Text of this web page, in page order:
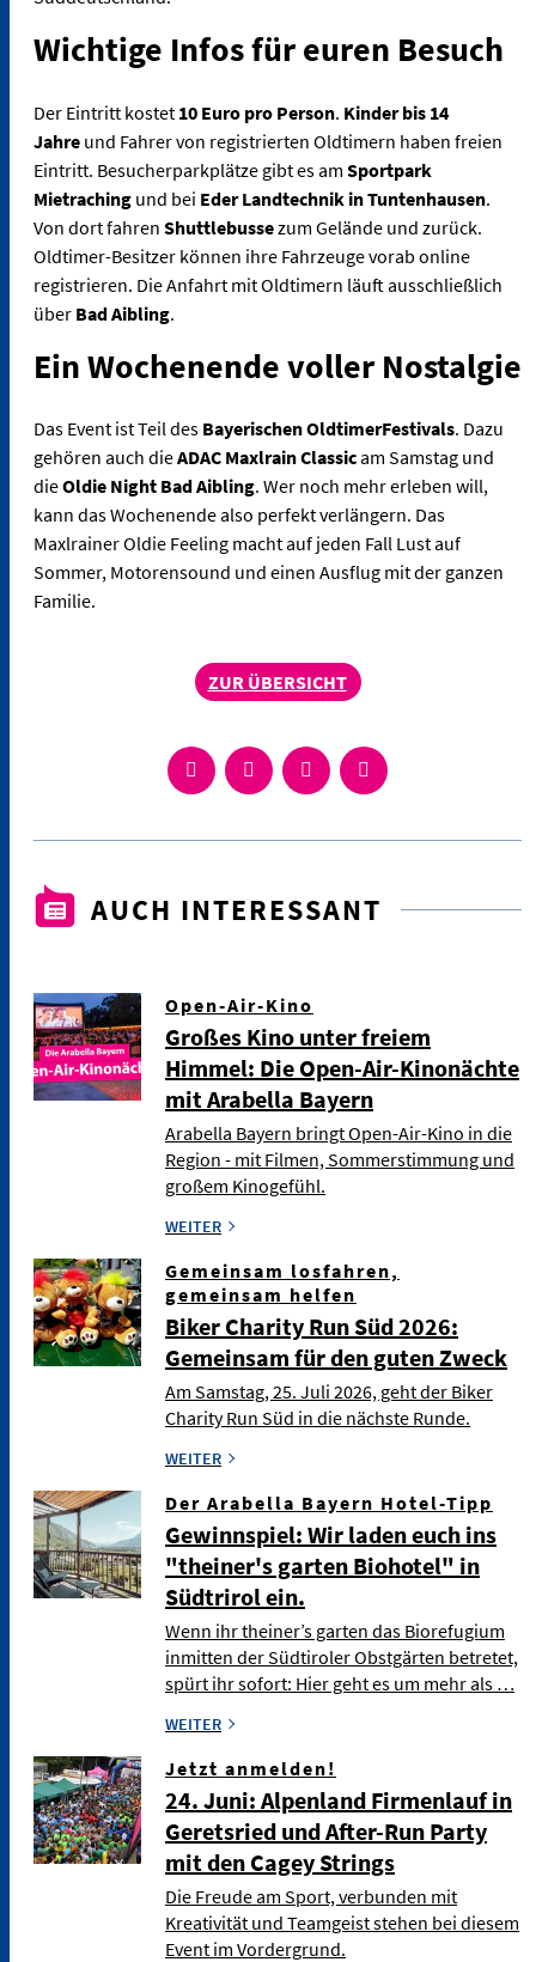
Wichtige Infos für euren Besuch
Der Eintritt kostet 10 Euro pro Person. Kinder bis 14
Jahre und Fahrer von registrierten Oldtimern haben freien
Eintritt. Besucherparkplätze gibt es am Sportpark
Mietraching und bei Eder Landtechnik in Tuntenhausen.
Von dort fahren Shuttlebussezum Gelände und zurück.
Oldtimer-Besitzer können ihre Fahrzeuge vorab online
registrieren. Die Anfahrt mit Oldtimern läuft ausschließlich
über Bad Aibling.
Ein Wochenende voller Nostalgie
Das Event ist Teil des Bayerischen OldtimerFestivals. Dazu
gehören auch dieADAC Maxlrain Classicam Samstag und
dieOldie Night Bad Aibling. Wer noch mehr erleben will,
kann das Wochenende also perfekt verlängern. Das
Maxlrainer Oldie Feeling macht auf jeden Fall Lust auf
Sommer, Motorensound und einen Ausflug mit der ganzen
Familie.
ZUR ÜBERSICHT
AUCH INTERESSANT
Open-Air-Kino
Großes Kino unter freiem
Himmel: Die Open-Air-Kinonächte
mit Arabella Bayern
Arabella Bayern bringt Open-Air-Kino in die
Region - mit Filmen, Sommerstimmung und
großem Kinogefühl.
WEITER
Gemeinsam losfahren,
gemeinsam helfen
Biker Charity Run Süd 2026:
Gemeinsam für den guten Zweck
Am Samstag, 25. Juli 2026, geht der Biker
Charity Run Süd in die nächste Runde.
WEITER
Der Arabella Bayern Hotel-Tipp
Gewinnspiel: Wir laden euch ins
"theiner's garten Biohotel" in
Südtrirol ein.
Wenn ihr theiner’s garten das Biorefugium
inmitten der Südtiroler Obstgärten betretet,
spürt ihr sofort: Hier geht es um mehr als …
WEITER
Jetzt anmelden!
24. Juni: Alpenland Firmenlauf in
Geretsried und After-Run Party
mit den Cagey Strings
Die Freude am Sport, verbunden mit
Kreativität und Teamgeist stehen bei diesem
Event im Vordergrund.